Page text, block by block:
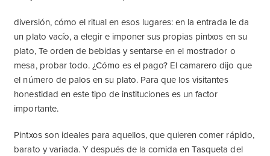
diversión, cómo el ritual en esos lugares: en la entrada le da
un plato vacío, a elegir e imponer sus propias pintxos en su
plato, Te orden de bebidas y sentarse en el mostrador o
mesa, probar todo. ¿Cómo es el pago? El camarero dijo que
el número de palos en su plato. Para que los visitantes
honestidad en este tipo de instituciones es un factor
importante.
Pintxos son ideales para aquellos, que quieren comer rápido,
barato y variada. Y después de la comida en Tasqueta del